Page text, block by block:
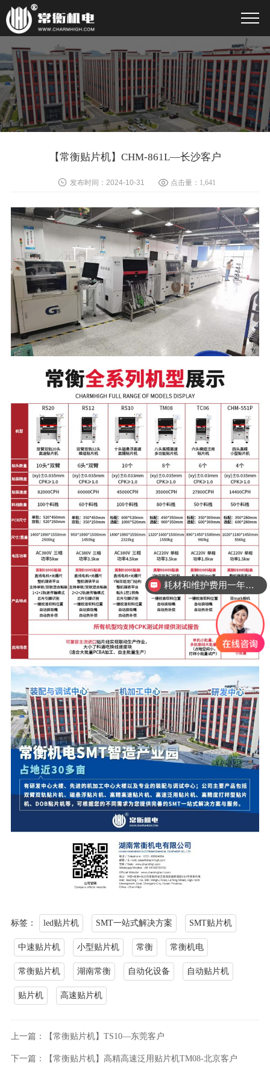
【常衡贴片机】CHM-861L—长沙客户
发布时间：2024-10-31 点击量： 1,641
标签： led贴片机 SMT一站式解决方案 SMT贴片机
中速贴片机 小型贴片机 常衡 常衡机电
常衡贴片机 湖南常衡 自动化设备 自动贴片机
贴片机 高速贴片机
上一篇：【常衡贴片机】TS10—东莞客户
下一篇：【常衡贴片机】高精高速泛用贴片机TM08-北京客户
耗材和维护费用一年需要多少？